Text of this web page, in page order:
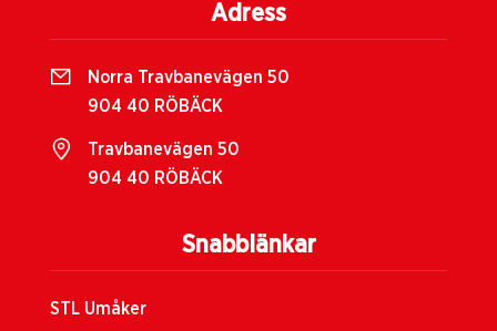
Snabblänkar
STL Umåker
Adress
Norra Travbanevägen 50
904 40 RÖBÄCK
Travbanevägen 50
904 40 RÖBÄCK